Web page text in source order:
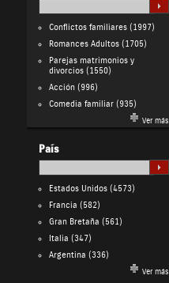
Conflictos familiares(1997)
Romances Adultos(1705)
Parejas matrimonios y
divorcios(1550)
Acción(996)
Comedia familiar(935)
Ver más
País
Estados Unidos(4573)
Francia (582)
Gran Bretaña (561)
Italia (347)
Argentina (336)
Ver más